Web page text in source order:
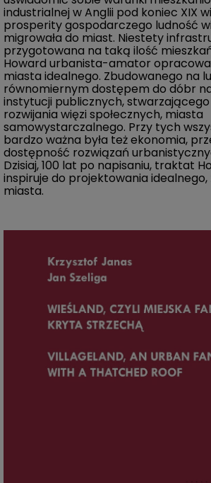
industrialnej w Anglii pod koniec XIX
prosperity gospodarczego ludność
migrowała do miast. Niestety
przygotowana na taką ilość
Howard urbanista-amator
miasta idealnego. Zbudowanego na
równomiernym dostępem do dóbr
instytucji publicznych,
rozwijania więzi społecznych, miasta
samowystarczalnego. Przy tych
bardzo ważna była też ekonomia,
dostępność rozwiązań
Dzisiaj, 100 lat po napisaniu, traktat
inspiruje do projektowania
miasta.